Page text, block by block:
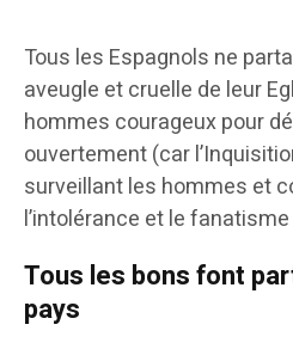
Tous les Espagnols ne
aveugle et cruelle de leur
hommes courageux pour
ouvertement (car
surveillant les hommes et
l’intolérance et le
Tous les bons font
pays